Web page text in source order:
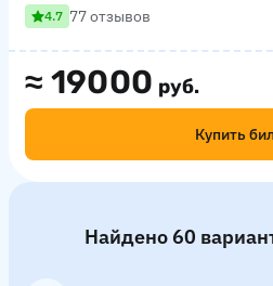
≈ 19000 руб.
Купить
4.7 77 отзывов
Найдено 60